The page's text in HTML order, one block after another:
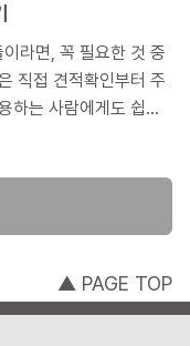
라면, 꼭 필요한 것 중
하는 사람에게도 쉽고
▲ PAGE TOP